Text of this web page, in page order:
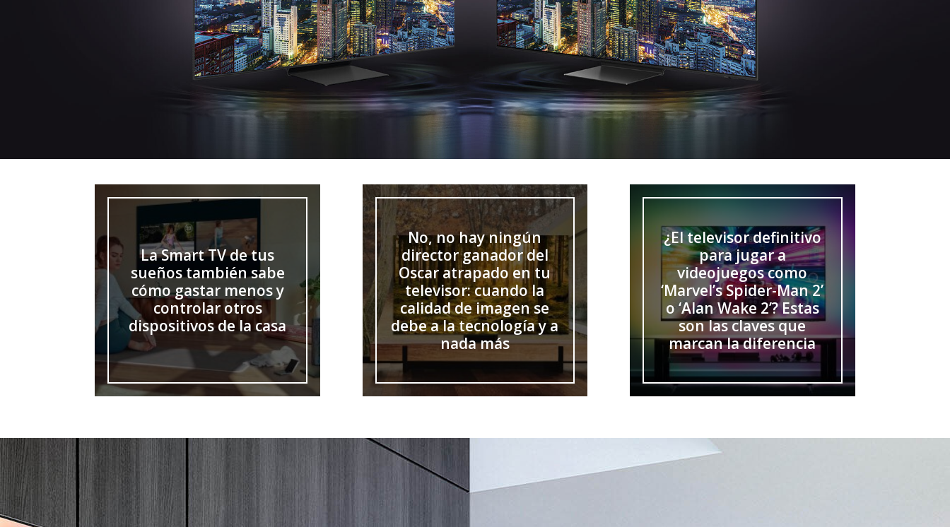
La Smart TV de tus
sueños también sabe
cómo gastar menos y
controlar otros
dispositivos de la casa
No, no hay ningún
director ganador del
Oscar atrapado en tu
televisor: cuando la
calidad de imagen se
debe a la tecnología y a
nada más
¿El televisor definitivo
para jugar a
videojuegos como
‘Marvel’s Spider-Man 2’
o ‘Alan Wake 2’? Estas
son las claves que
marcan la diferencia